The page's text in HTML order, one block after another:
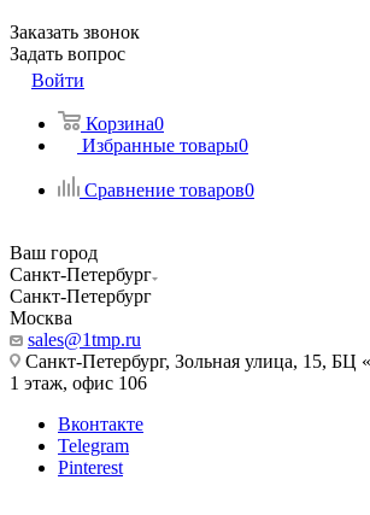
Заказать звонок
Задать вопрос
Войти
Корзина0
Избранные товары0
Сравнение товаров0
Ваш город
Санкт-Петербург
Санкт-Петербург
Москва
sales@1tmp.ru
Санкт-Петербург, Зольная улица, 15, БЦ
1 этаж, офис 106
Вконтакте
Telegram
Pinterest